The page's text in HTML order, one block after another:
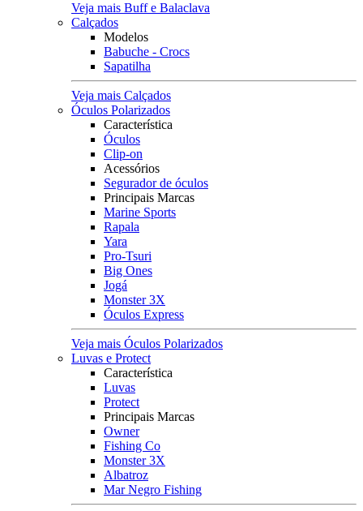
Veja mais Buff e Balaclava
Calçados
Modelos
Babuche - Crocs
Sapatilha
Veja mais Calçados
Óculos Polarizados
Característica
Óculos
Clip-on
Acessórios
Segurador de óculos
Principais Marcas
Marine Sports
Rapala
Yara
Pro-Tsuri
Big Ones
Jogá
Monster 3X
Óculos Express
Veja mais Óculos Polarizados
Luvas e Protect
Característica
Luvas
Protect
Principais Marcas
Owner
Fishing Co
Monster 3X
Albatroz
Mar Negro Fishing